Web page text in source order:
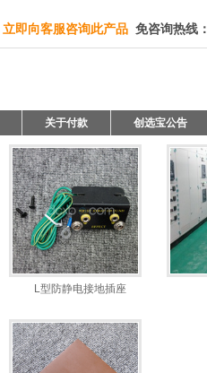
立即向客服咨询此产品 免咨询热线：
关于付款 创选宝公告
L型防静电接地插座